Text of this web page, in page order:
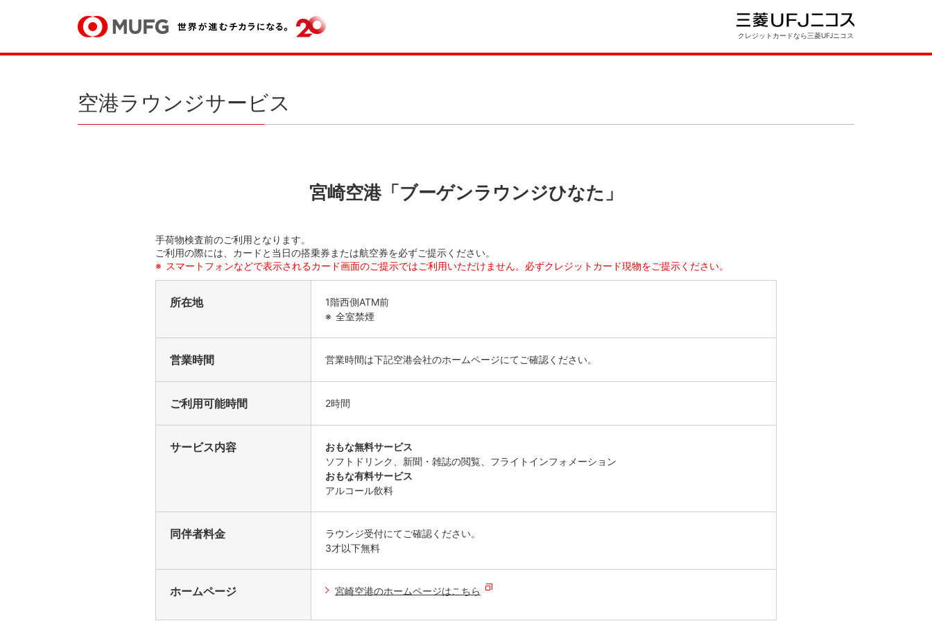
クレジットカードなら三菱UFJニコス
空港ラウンジサービス
宮崎空港「ブーゲンラウンジひなた」
手荷物検査前のご利用となります。
ご利用の際には、カードと当日の搭乗券または航空券を必ずご提示ください。
スマートフォンなどで表示されるカード画面のご提示ではご利用いただけません。必ずクレジットカード現物をご提示ください。
所在地
1階西側ATM前
全室禁煙
営業時間 営業時間は下記空港会社のホームページにてご確認ください。
ご利用可能時間 2時間
サービス内容
おもな無料サービス
ソフトドリンク、新聞・雑誌の閲覧、フライトインフォメーション
おもな有料サービス
アルコール飲料
同伴者料金
ラウンジ受付にてご確認ください。
3才以下無料
ホームページ 宮崎空港のホームページはこちら